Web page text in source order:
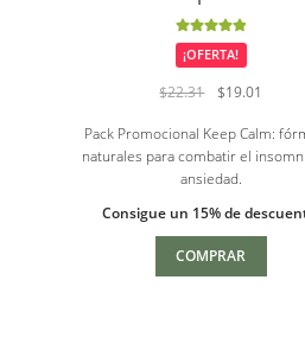
Valorado
con
¡OFERTA!
$22.31
El
original
era:
$22.31.
$19.01
actual
es:
Pack Promocional Keep Calm:
naturales para combatir el
ansiedad.
Consigue un 15% de
COMPRAR